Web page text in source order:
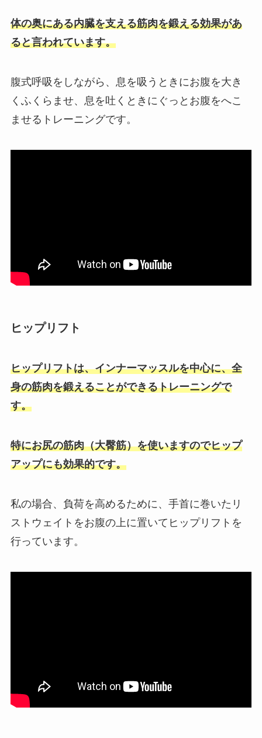
体の奥にある内臓を支える筋肉を鍛える効果があ
ると言われています。
腹式呼吸をしながら、息を吸うときにお腹を大き
くふくらませ、息を吐くときにぐっとお腹をへこ
ませるトレーニングです。
ヒップリフト
ヒップリフトは、インナーマッスルを中心に、全
身の筋肉を鍛えることができるトレーニングで
す。
特にお尻の筋肉（大臀筋）を使いますのでヒップ
アップにも効果的です。
私の場合、負荷を高めるために、手首に巻いたリ
ストウェイトをお腹の上に置いてヒップリフトを
行っています。